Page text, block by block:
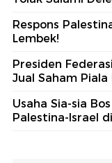
Respons
Lembek!
Presiden
Jual Saham Piala
Usaha Sia-sia
Palestina-Israel